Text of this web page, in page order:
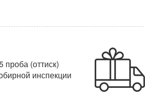
проба (оттиск)
инспекции